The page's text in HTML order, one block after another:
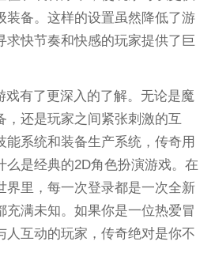
装备。这样的设置虽然降低了游
求快节奏和快感的玩家提供了巨
戏有了更深入的了解。无论是魔
，还是玩家之间紧张刺激的互
能系统和装备生产系统，传奇用
么是经典的2D角色扮演游戏。在
界里，每一次登录都是一次全新
充满未知。如果你是一位热爱冒
人互动的玩家，传奇绝对是你不